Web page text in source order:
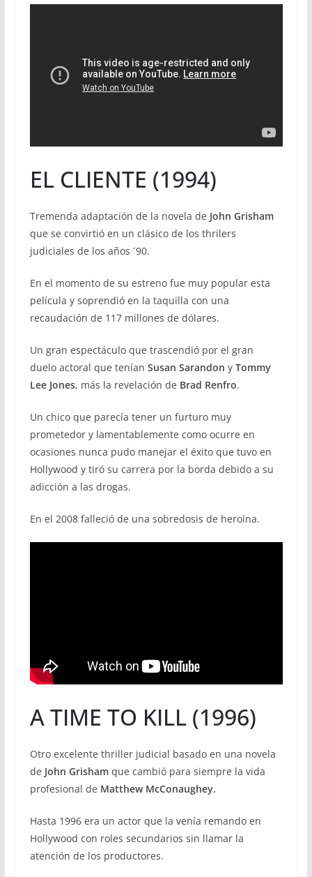
EL CLIENTE (1994)
Tremenda adaptación de la novela de John Grisham
que se convirtió en un clásico de los thrilers
judiciales de los años ´90.
En el momento de su estreno fue muy popular esta
película y soprendió en la taquilla con una
recaudación de 117 millones de dólares.
Un gran espectáculo que trascendió por el gran
duelo actoral que tenían Susan Sarandon y Tommy
Lee Jones, más la revelación de Brad Renfro.
Un chico que parecía tener un furturo muy
prometedor y lamentablemente como ocurre en
ocasiones nunca pudo manejar el éxito que tuvo en
Hollywood y tiró su carrera por la borda debido a su
adicción a las drogas.
En el 2008 falleció de una sobredosis de heroína.
A TIME TO KILL (1996)
Otro excelente thriller judicial basado en una novela
de John Grishamque cambió para siempre la vida
profesional de Matthew McConaughey.
Hasta 1996 era un actor que la venía remando en
Hollywood con roles secundarios sin llamar la
atención de los productores.